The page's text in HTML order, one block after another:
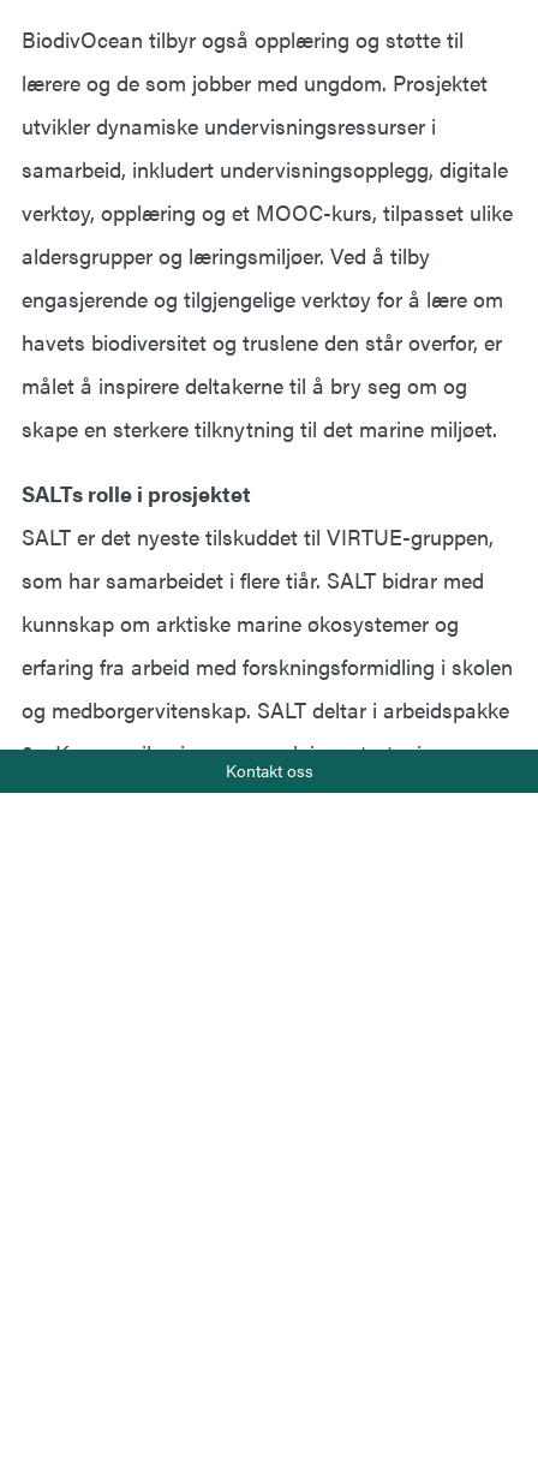
BiodivOcean tilbyr også opplæring og støtte til
lærere og de som jobber med ungdom. Prosjektet
utvikler dynamiske undervisningsressurser i
samarbeid, inkludert undervisningsopplegg, digitale
verktøy, opplæring og et MOOC-kurs, tilpasset ulike
aldersgrupper og læringsmiljøer. Ved å tilby
engasjerende og tilgjengelige verktøy for å lære om
havets biodiversitet og truslene den står overfor, er
målet å inspirere deltakerne til å bry seg om og
skape en sterkere tilknytning til det marine miljøet.
SALTs rolle i prosjektet
SALT er det nyeste tilskuddet til VIRTUE-gruppen,
som har samarbeidet i flere tiår. SALT bidrar med
kunnskap om arktiske marine økosystemer og
erfaring fra arbeid med forskningsformidling i skolen
og medborgervitenskap. SALT deltar i arbeidspakke
2 – Kommunikasjon og spredningsstrategi, og
arbeidspakke 4 – Utvikling av utdanningsressurser
+47 919 22 802
Kontakt oss